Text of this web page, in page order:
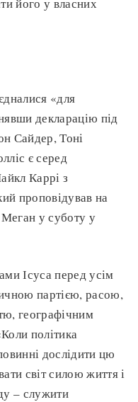
«для
декларацію під
Сайдер, Тоні
є серед
Каррі з
проповідував на
Меган у суботу у
Ісуса перед усім
партією, расою,
географічним
політика
дослідити цю
світ силою життя і
– служити